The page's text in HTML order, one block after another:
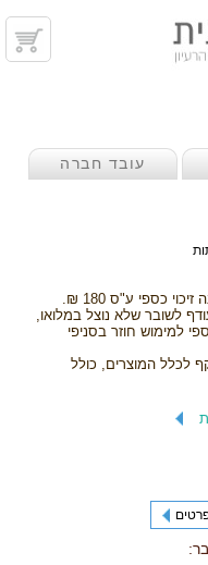
עובד חברה
כספי ע"ס 180 ₪.
לשובר שלא נוצל במלואו,
למימוש חוזר בסניפי
לכלל המוצרים, כולל